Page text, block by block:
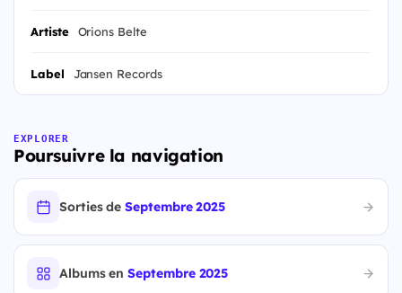
Artiste Orions Belte
Label Jansen Records
EXPLORER
Poursuivre la navigation
Sorties deSeptembre 2025
Albums enSeptembre 2025